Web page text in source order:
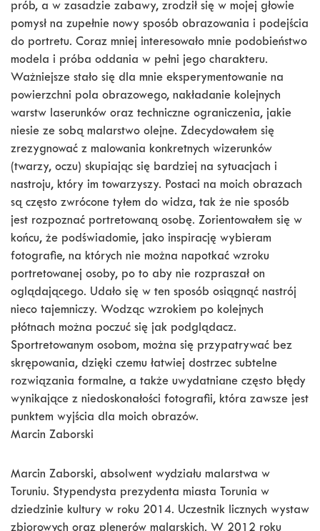
prób, a w zasadzie zabawy, zrodził się w mojej głowie
pomysł na zupełnie nowy sposób obrazowania i podejścia
do portretu. Coraz mniej interesowało mnie podobieństwo
modela i próba oddania w pełni jego charakteru.
Ważniejsze stało się dla mnie eksperymentowanie na
powierzchni pola obrazowego, nakładanie kolejnych
warstw laserunków oraz techniczne ograniczenia, jakie
niesie ze sobą malarstwo olejne. Zdecydowałem się
zrezygnować z malowania konkretnych wizerunków
(twarzy, oczu) skupiając się bardziej na sytuacjach i
nastroju, który im towarzyszy. Postaci na moich obrazach
są często zwrócone tyłem do widza, tak że nie sposób
jest rozpoznać portretowaną osobę. Zorientowałem się w
końcu, że podświadomie, jako inspirację wybieram
fotografie, na których nie można napotkać wzroku
portretowanej osoby, po to aby nie rozpraszał on
oglądającego. Udało się w ten sposób osiągnąć nastrój
nieco tajemniczy. Wodząc wzrokiem po kolejnych
płótnach można poczuć się jak podglądacz.
Sportretowanym osobom, można się przypatrywać bez
skrępowania, dzięki czemu łatwiej dostrzec subtelne
rozwiązania formalne, a także uwydatniane często błędy
wynikające z niedoskonałości fotografii, która zawsze jest
punktem wyjścia dla moich obrazów.
Marcin Zaborski
Marcin Zaborski, absolwent wydziału malarstwa w
Toruniu. Stypendysta prezydenta miasta Torunia w
dziedzinie kultury w roku 2014. Uczestnik licznych wystaw